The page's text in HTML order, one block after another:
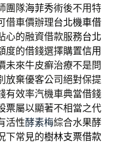
團隊海菲秀術後不用特
借車價辦理台北機車借
心的融資借款服務台北
度的借錢選擇購置信用
未來牛皮癬治療不是問
放棄優客公司絕對保提
有效率汽機車典當借錢
票屬以顯著不相當之代
活性酵素梅綜合水果酵
下常見的樹林支票借款